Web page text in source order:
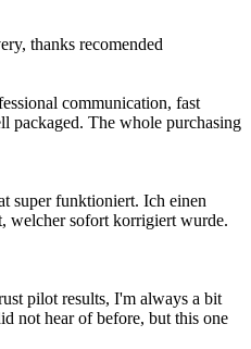
thanks recomended
communication, fast
packaged. The whole purchasing
super funktioniert. Ich einen
welcher sofort korrigiert wurde.
pilot results, I'm always a bit
not hear of before, but this one